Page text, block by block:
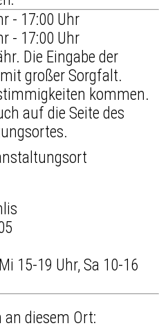
- 17:00 Uhr
- 17:00 Uhr
Die Eingabe der
großer Sorgfalt.
kommen.
auf die Seite des
15-19 Uhr, Sa 10-16
diesem Ort: